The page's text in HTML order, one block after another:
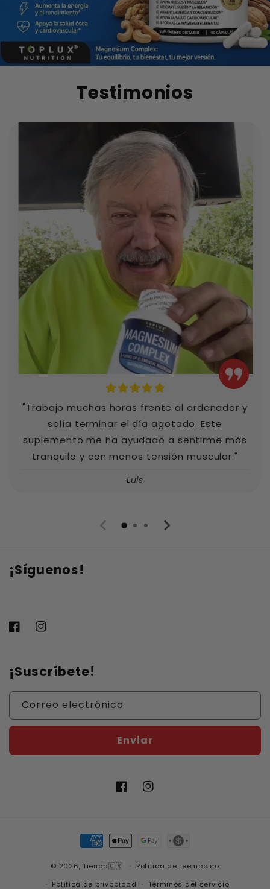
Testimonios
"Trabajo muchas horas frente al ordenador y
solía terminar el día agotado. Este
suplemento me ha ayudado a sentirme más
tranquilo y con menos tensión muscular."
Luis
¡Síguenos!
FacebookInstagram
¡Suscríbete!
Correo electrónico
Enviar
FacebookInstagram
Formas
de
pago
© 2026, Tienda🇨🇷
Política de reembolso
Política de privacidad
Términos del servicio